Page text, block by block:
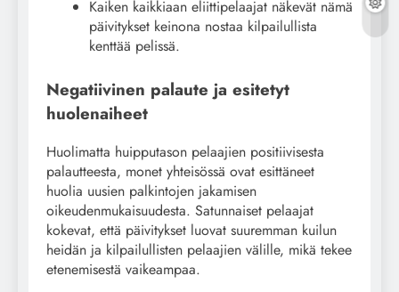
Kaiken kaikkiaan eliittipelaajat näkevät nämä
päivitykset keinona nostaa kilpailullista
kenttää pelissä.
Negatiivinen palaute ja esitetyt
huolenaiheet
Huolimatta huipputason pelaajien positiivisesta
palautteesta, monet yhteisössä ovat esittäneet
huolia uusien palkintojen jakamisen
oikeudenmukaisuudesta. Satunnaiset pelaajat
kokevat, että päivitykset luovat suuremman kuilun
heidän ja kilpailullisten pelaajien välille, mikä tekee
etenemisestä vaikeampaa.